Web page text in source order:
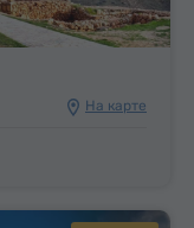
На карте